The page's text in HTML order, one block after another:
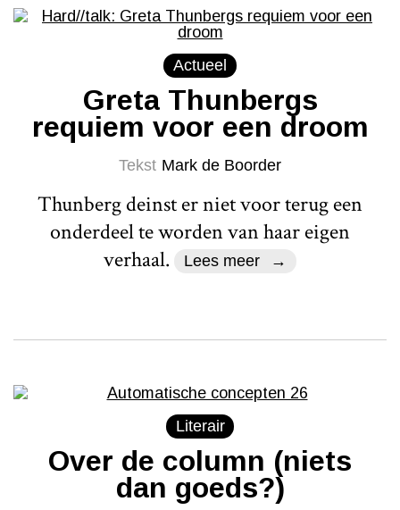
Actueel
Greta Thunbergs
requiem voor een droom
Tekst Mark de Boorder
Thunberg deinst er niet voor terug een
onderdeel te worden van haar eigen
verhaal.
Lees meer
Literair
Over de column (niets
dan goeds?)